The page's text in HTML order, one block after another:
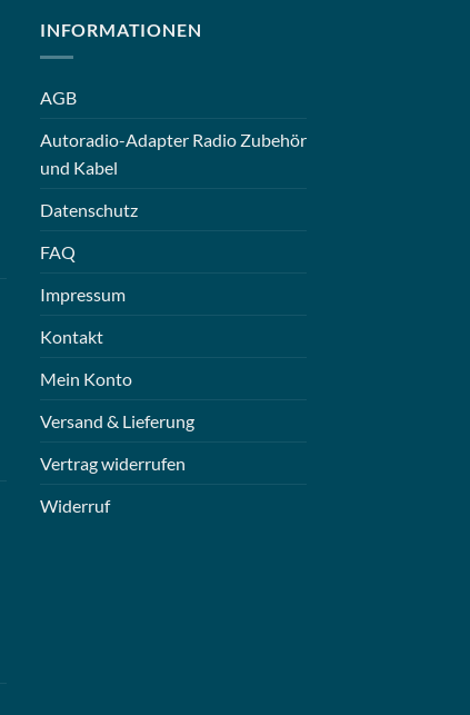
INFORMATIONEN
AGB
Autoradio-Adapter Radio Zubehör
und Kabel
Datenschutz
FAQ
Impressum
Kontakt
Mein Konto
Versand & Lieferung
Vertrag widerrufen
Widerruf